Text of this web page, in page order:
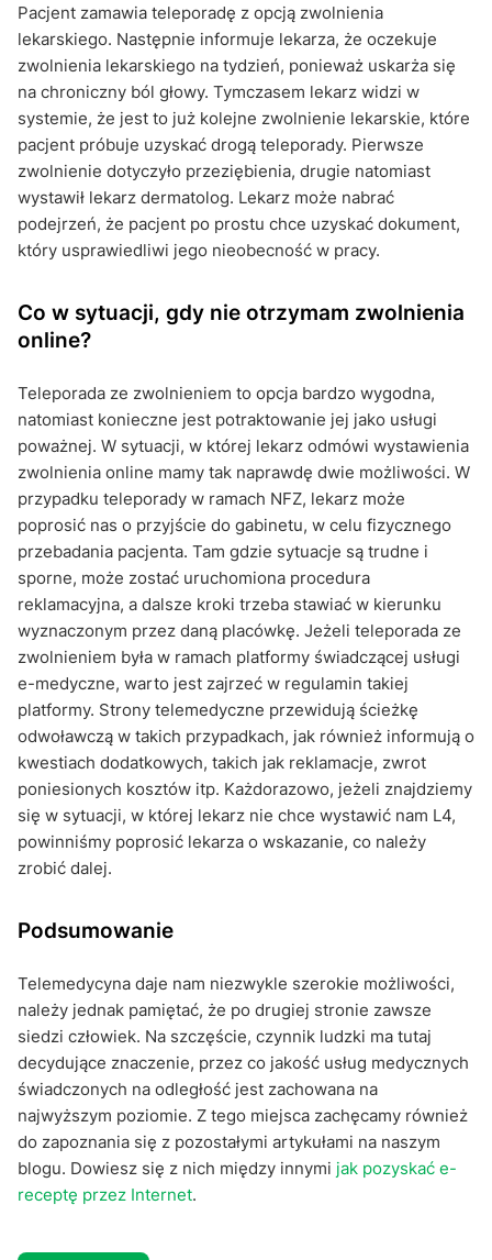
Pacjent zamawia teleporadę z opcją zwolnienia
lekarskiego. Następnie informuje lekarza, że oczekuje
zwolnienia lekarskiego na tydzień, ponieważ uskarża się
na chroniczny ból głowy. Tymczasem lekarz widzi w
systemie, że jest to już kolejne zwolnienie lekarskie, które
pacjent próbuje uzyskać drogą teleporady. Pierwsze
zwolnienie dotyczyło przeziębienia, drugie natomiast
wystawił lekarz dermatolog. Lekarz może nabrać
podejrzeń, że pacjent po prostu chce uzyskać dokument,
który usprawiedliwi jego nieobecność w pracy.
Co w sytuacji, gdy nie otrzymam zwolnienia
online?
Teleporada ze zwolnieniem to opcja bardzo wygodna,
natomiast konieczne jest potraktowanie jej jako usługi
poważnej. W sytuacji, w której lekarz odmówi wystawienia
zwolnienia online mamy tak naprawdę dwie możliwości. W
przypadku teleporady w ramach NFZ, lekarz może
poprosić nas o przyjście do gabinetu, w celu fizycznego
przebadania pacjenta. Tam gdzie sytuacje są trudne i
sporne, może zostać uruchomiona procedura
reklamacyjna, a dalsze kroki trzeba stawiać w kierunku
wyznaczonym przez daną placówkę. Jeżeli teleporada ze
zwolnieniem była w ramach platformy świadczącej usługi
e-medyczne, warto jest zajrzeć w regulamin takiej
platformy. Strony telemedyczne przewidują ścieżkę
odwoławczą w takich przypadkach, jak również informują o
kwestiach dodatkowych, takich jak reklamacje, zwrot
poniesionych kosztów itp. Każdorazowo, jeżeli znajdziemy
się w sytuacji, w której lekarz nie chce wystawić nam L4,
powinniśmy poprosić lekarza o wskazanie, co należy
zrobić dalej.
Podsumowanie
Telemedycyna daje nam niezwykle szerokie możliwości,
należy jednak pamiętać, że po drugiej stronie zawsze
siedzi człowiek. Na szczęście, czynnik ludzki ma tutaj
decydujące znaczenie, przez co jakość usług medycznych
świadczonych na odległość jest zachowana na
najwyższym poziomie. Z tego miejsca zachęcamy również
do zapoznania się z pozostałymi artykułami na naszym
blogu. Dowiesz się z nich między innymi jak pozyskać e-
receptę przez Internet.